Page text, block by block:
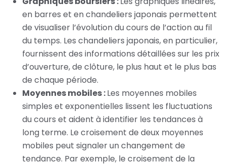
en barres et en chandeliers japonais permettent
de visualiser l’évolution du cours de l’action au fil
du temps. Les chandeliers japonais, en particulier,
fournissent des informations détaillées sur les prix
d’ouverture, de clôture, le plus haut et le plus bas
de chaque période.
Moyennes mobiles :Les moyennes mobiles
simples et exponentielles lissent les fluctuations
du cours et aident à identifier les tendances à
long terme. Le croisement de deux moyennes
mobiles peut signaler un changement de
tendance. Par exemple, le croisement de la